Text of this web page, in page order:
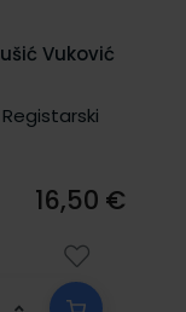
Vuković
Registarski
16,50 €